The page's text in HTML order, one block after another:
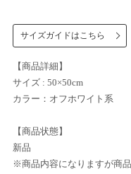
サイズガイドはこちら
【商品詳細】
サイズ : 50×50cm
カラー：オフホワイト系
【商品状態】
新品
※商品内容になりますが商